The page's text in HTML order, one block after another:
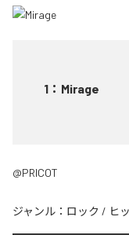
1 ： Mirage
@PRICOT
ジャンル： ロック / ヒ